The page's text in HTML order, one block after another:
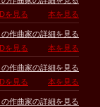
を見る
本を見る
の作曲家の詳細を見る
を見る
本を見る
の作曲家の詳細を見る
を見る
本を見る
の作曲家の詳細を見る